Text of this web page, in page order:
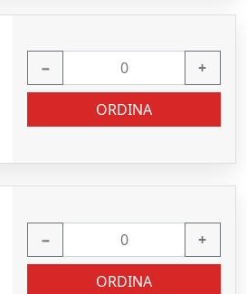
− +
ORDINA
− +
ORDINA